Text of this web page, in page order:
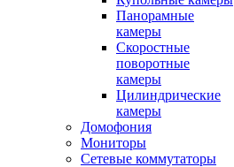
Панорамные
камеры
Скоростные
поворотные
камеры
Цилиндрические
камеры
Домофония
Мониторы
Сетевые коммутаторы